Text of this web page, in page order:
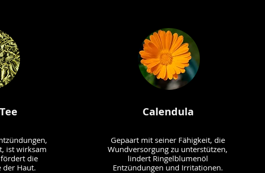
ist wirksam
die
der Haut.
Calendula
Gepaart mit seiner Fähigkeit, die
Wundversorgung zu unterstützen,
lindert Ringelblumenöl
Entzündungen und Irritationen.